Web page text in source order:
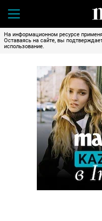
На информационном ресурсе
Оставаясь на сайте, вы
использование.